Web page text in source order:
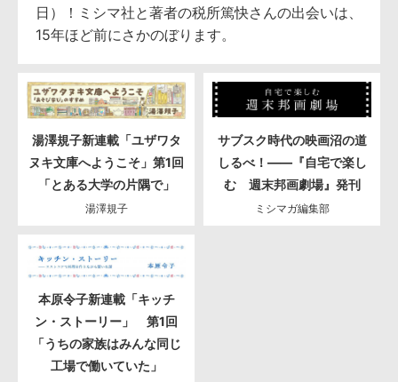
日）！ミシマ社と著者の税所篤快さんの出会いは、
15年ほど前にさかのぼります。
湯澤規子新連載「ユザワタ
ヌキ文庫へようこそ」第1回
「とある大学の片隅で」
湯澤規子
サブスク時代の映画沼の道
しるべ！――『自宅で楽し
む 週末邦画劇場』発刊
ミシマガ編集部
本原令子新連載「キッチ
ン・ストーリー」 第1回
「うちの家族はみんな同じ
工場で働いていた」